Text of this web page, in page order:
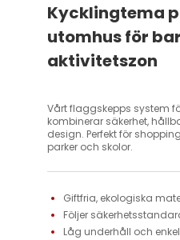
Kycklingtema
utomhus för
aktivitetszon
Vårt flaggskepps system
kombinerar säkerhet,
design. Perfekt för
parker och skolor.
Giftfria, ekologiska
Följer säkerhetsstandard
Låg underhåll och